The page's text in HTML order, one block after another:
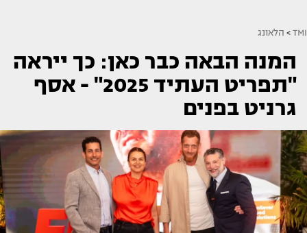
TMI
> הלאונג
המנה הבאה כבר כאן: כך ייראה
"תפריט העתיד 2025" - אסף
גרניט בפנים